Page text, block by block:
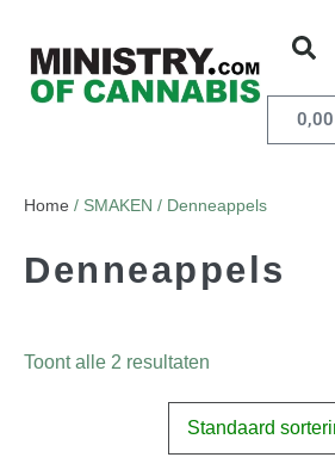
0,00
Home / SMAKEN / Denneappels
Denneappels
Toont alle 2 resultaten